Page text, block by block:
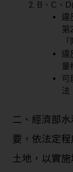
B、C、
違
第
違
量
可
法
二、經濟部
要，依法定
土地，以實